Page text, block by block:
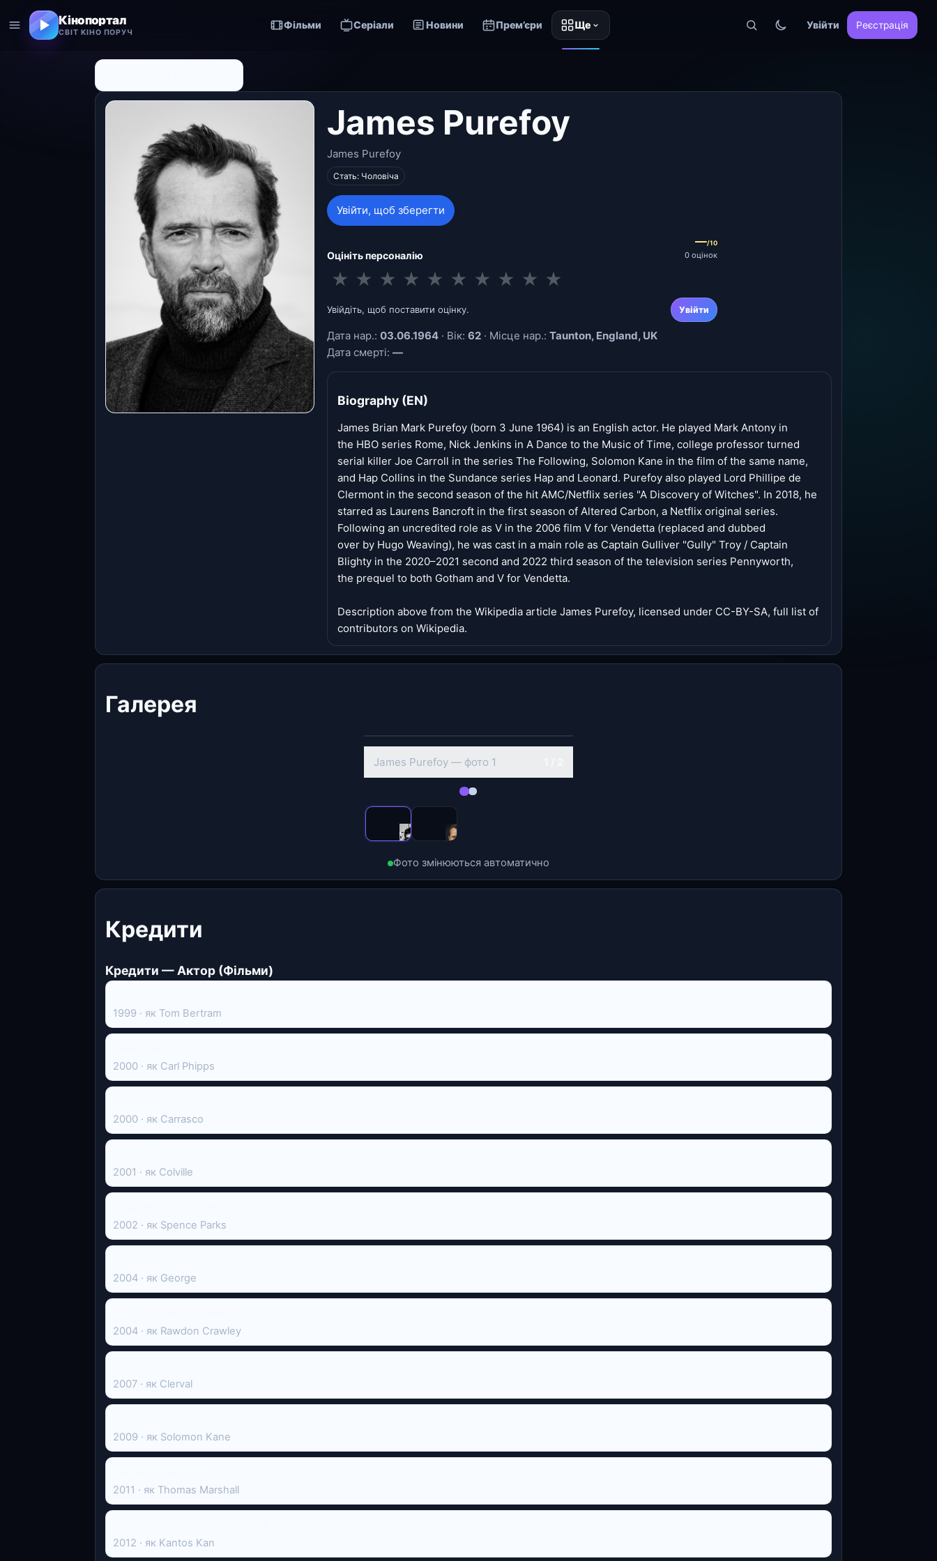
Кінопортал
СВІТ КІНО ПОРУЧ
Фільми Серіали Новини Прем’єри Ще Увійти Реєстрація
James Purefoy
James Purefoy
Стать: Чоловіча
Увійти, щоб зберегти
Оцініть персоналію
—/10
0 оцінок
★ ★ ★ ★ ★ ★ ★ ★ ★ ★
Увійдіть, щоб поставити оцінку. Увійти
Дата нар.: 03.06.1964 · Вік: 62 · Місце нар.: Taunton, England, UK
Дата смерті: —
Biography (EN)
James Brian Mark Purefoy (born 3 June 1964) is an English actor. He played Mark Antony in
the HBO series Rome, Nick Jenkins in A Dance to the Music of Time, college professor turned
serial killer Joe Carroll in the series The Following, Solomon Kane in the film of the same name,
and Hap Collins in the Sundance series Hap and Leonard. Purefoy also played Lord Phillipe de
Clermont in the second season of the hit AMC/Netflix series "A Discovery of Witches". In 2018, he
starred as Laurens Bancroft in the first season of Altered Carbon, a Netflix original series.
Following an uncredited role as V in the 2006 film V for Vendetta (replaced and dubbed
over by Hugo Weaving), he was cast in a main role as Captain Gulliver "Gully" Troy / Captain
Blighty in the 2020–2021 second and 2022 third season of the television series Pennyworth,
the prequel to both Gotham and V for Vendetta.
Description above from the Wikipedia article James Purefoy, licensed under CC-BY-SA, full list of
contributors on Wikipedia.
Галерея
‹ ›
James Purefoy — фото 2
Фото змінюються автоматично
Кредити
Кредити — Актор (Фільми)
1999 · як Tom Bertram
2000 · як Carl Phipps
2000 · як Carrasco
2001 · як Colville
2002 · як Spence Parks
2004 · як George
2004 · як Rawdon Crawley
2007 · як Clerval
2009 · як Solomon Kane
2011 · як Thomas Marshall
2012 · як Kantos Kan